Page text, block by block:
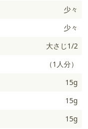
少々
少々
大さじ1/2
（1人分）
15g
15g
15g